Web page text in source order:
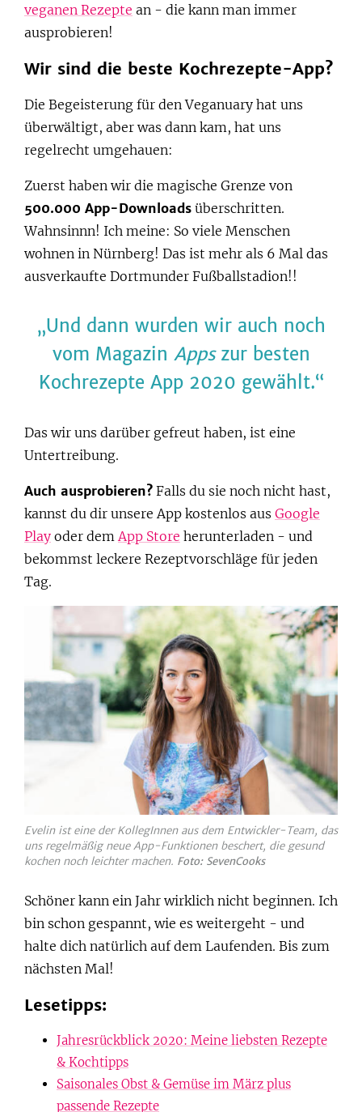
veganen Rezepte an - die kann man immer
ausprobieren!
Wir sind die beste Kochrezepte-App?
Die Begeisterung für den Veganuary hat uns
überwältigt, aber was dann kam, hat uns
regelrecht umgehauen:
Zuerst haben wir die magische Grenze von
500.000 App-Downloads überschritten.
Wahnsinnn! Ich meine: So viele Menschen
wohnen in Nürnberg! Das ist mehr als 6 Mal das
ausverkaufte Dortmunder Fußballstadion!!
Und dann wurden wir auch noch
vom Magazin Appszur besten
Kochrezepte App 2020 gewählt.
Das wir uns darüber gefreut haben, ist eine
Untertreibung.
Auch ausprobieren? Falls du sie noch nicht hast,
kannst du dir unsere App kostenlos aus Google
Play oder dem App Store herunterladen - und
bekommst leckere Rezeptvorschläge für jeden
Tag.
Evelin ist eine der KollegInnen aus dem Entwickler-Team, das
uns regelmäßig neue App-Funktionen beschert, die gesund
kochen noch leichter machen. Foto: SevenCooks
Schöner kann ein Jahr wirklich nicht beginnen. Ich
bin schon gespannt, wie es weitergeht - und
halte dich natürlich auf dem Laufenden. Bis zum
nächsten Mal!
Lesetipps:
Jahresrückblick 2020: Meine liebsten Rezepte
& Kochtipps
Saisonales Obst & Gemüse im März plus
passende Rezepte